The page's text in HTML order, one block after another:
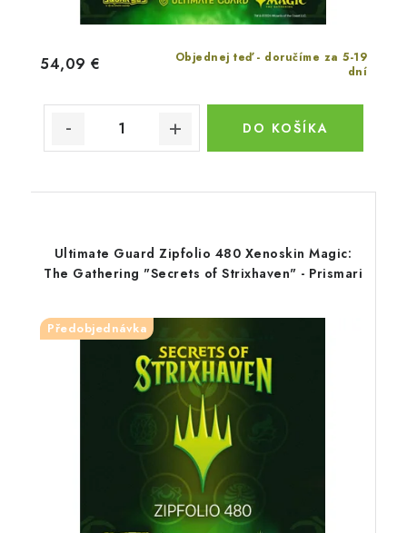
Objednej teď - doručíme za 5-19
dní
54,09 €
DO KOŠÍKA
Ultimate Guard Zipfolio 480 Xenoskin Magic:
The Gathering "Secrets of Strixhaven" - Prismari
Předobjednávka